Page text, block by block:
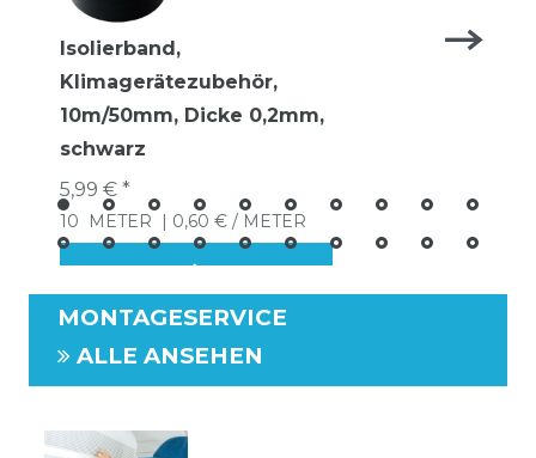
Isolierband,
Klimagerätezubehör,
10m/50mm, Dicke 0,2mm,
schwarz
5,99 € *
10 METER | 0,60 € / METER
MONTAGESERVICE
ALLE ANSEHEN